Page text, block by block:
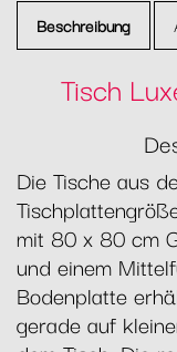
Beschreibung
Tisch
Die Tische aus
mit 80 x 80 cm
und einem
Bodenplatte
gerade auf